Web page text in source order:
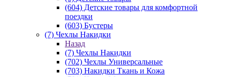
(604) Детские товары для комфортной
поездки
(603) Бустеры
(7) Чехлы Накидки
Назад
(7) Чехлы Накидки
(702) Чехлы Универсальные
(703) Накидки Ткань и Кожа